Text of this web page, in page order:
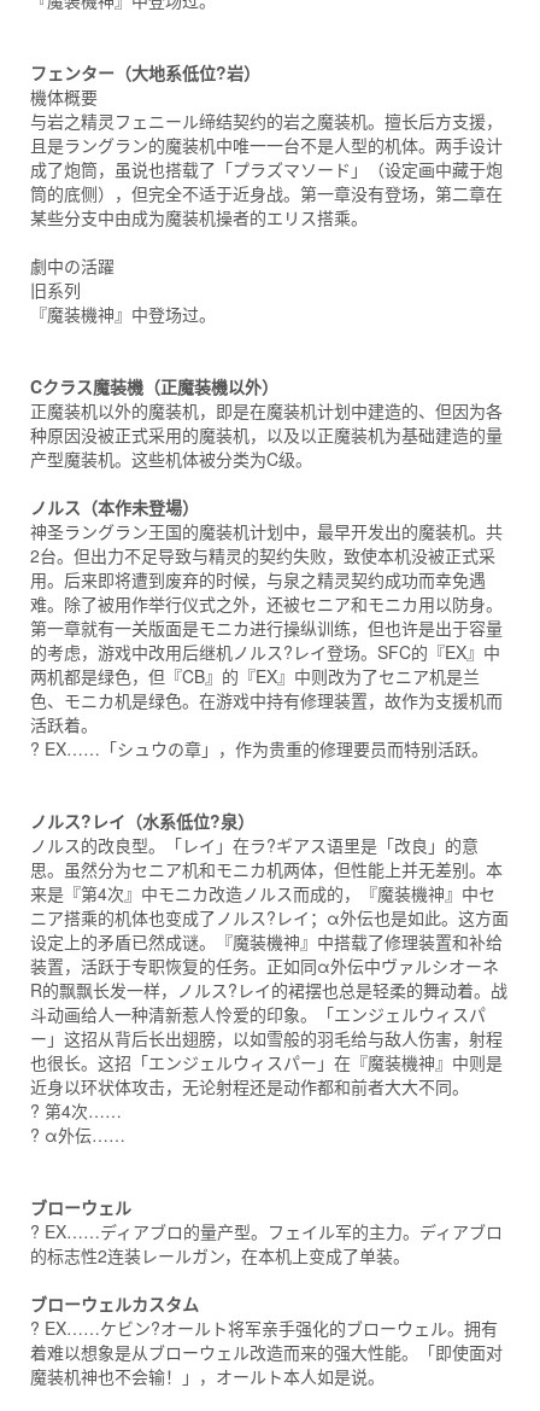
フェンター（大地系低位?岩）
機体概要
与岩之精灵フェニール缔结契约的岩之魔装机。擅长后方支援，
且是ラングラン的魔装机中唯一一台不是人型的机体。两手设计
成了炮筒，虽说也搭载了「プラズマソード」（设定画中藏于炮
筒的底侧），但完全不适于近身战。第一章没有登场，第二章在
某些分支中由成为魔装机操者的エリス搭乘。
劇中の活躍
旧系列
『魔装機神』中登场过。
Cクラス魔装機（正魔装機以外）
正魔装机以外的魔装机，即是在魔装机计划中建造的、但因为各
种原因没被正式采用的魔装机，以及以正魔装机为基础建造的量
产型魔装机。这些机体被分类为C级。
ノルス（本作未登場）
神圣ラングラン王国的魔装机计划中，最早开发出的魔装机。共
2台。但出力不足导致与精灵的契约失败，致使本机没被正式采
用。后来即将遭到废弃的时候，与泉之精灵契约成功而幸免遇
难。除了被用作举行仪式之外，还被セニア和モニカ用以防身。
第一章就有一关版面是モニカ进行操纵训练，但也许是出于容量
的考虑，游戏中改用后继机ノルス?レイ登场。SFC的『EX』中
两机都是绿色，但『CB』的『EX』中则改为了セニア机是兰
色、モニカ机是绿色。在游戏中持有修理装置，故作为支援机而
活跃着。
? EX……「シュウの章」，作为贵重的修理要员而特别活跃。
ノルス?レイ（水系低位?泉）
ノルス的改良型。「レイ」在ラ?ギアス语里是「改良」的意
思。虽然分为セニア机和モニカ机两体，但性能上并无差别。本
来是『第4次』中モニカ改造ノルス而成的，『魔装機神』中セ
ニア搭乘的机体也变成了ノルス?レイ；α外伝也是如此。这方面
设定上的矛盾已然成谜。『魔装機神』中搭载了修理装置和补给
装置，活跃于专职恢复的任务。正如同α外伝中ヴァルシオーネ
R的飘飘长发一样，ノルス?レイ的裙摆也总是轻柔的舞动着。战
斗动画给人一种清新惹人怜爱的印象。「エンジェルウィスパ
ー」这招从背后长出翅膀，以如雪般的羽毛给与敌人伤害，射程
也很长。这招「エンジェルウィスパー」在『魔装機神』中则是
近身以环状体攻击，无论射程还是动作都和前者大大不同。
? 第4次……
? α外伝……
ブローウェル
? EX……ディアブロ的量产型。フェイル军的主力。ディアブロ
的标志性2连装レールガン，在本机上变成了单装。
ブローウェルカスタム
? EX……ケビン?オールト将军亲手强化的ブローウェル。拥有
着难以想象是从ブローウェル改造而来的强大性能。「即使面对
魔装机神也不会输！」，オールト本人如是说。